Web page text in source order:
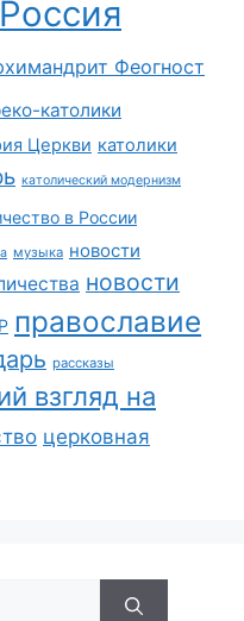
Феогност
католики
Церкви католики
католический модернизм
в России
музыка новости
новости
православие
рассказы
взгляд на
церковная